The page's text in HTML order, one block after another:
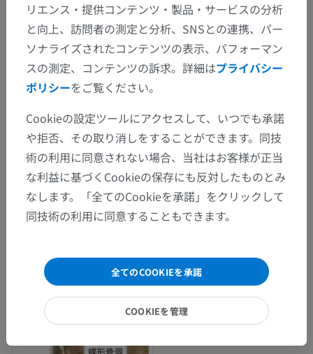
リエンス・提供コンテンツ・製品・サービスの分析
と向上、訪問者の測定と分析、SNSとの連携、パー
ソナライズされたコンテンツの表示、パフォーマン
スの測定、コンテンツの訴求。詳細はプライバシー
ポリシーをご覧ください。
Cookieの設定ツールにアクセスして、いつでも承諾
や拒否、その取り消しをすることができます。同技
術の利用に同意されない場合、当社はお客様が正当
な利益に基づくCookieの保存にも反対したものとみ
なします。「全てのCookieを承諾」をクリックして
同技術の利用に同意することもできます。
全てのCOOKIEを承諾
COOKIEを管理